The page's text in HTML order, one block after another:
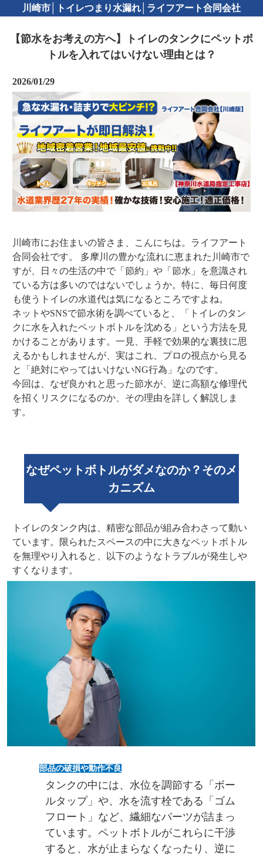
川崎市│トイレつまり水漏れ│ライフアート合同会社
【節水をお考えの方へ】トイレのタンクにペットボ
トルを入れてはいけない理由とは？
2026/01/29
川崎市にお住まいの皆さま、こんにちは。ライフアート
合同会社です。 多摩川の豊かな流れに恵まれた川崎市で
すが、日々の生活の中で「節約」や「節水」を意識され
ている方は多いのではないでしょうか。特に、毎日何度
も使うトイレの水道代は気になるところですよね。
ネットやSNSで節水術を調べていると、「トイレのタン
クに水を入れたペットボトルを沈める」という方法を見
かけることがあります。一見、手軽で効果的な裏技に思
えるかもしれませんが、実はこれ、プロの視点から見る
と「絶対にやってはいけないNG行為」なのです。
今回は、なぜ良かれと思った節水が、逆に高額な修理代
を招くリスクになるのか、その理由を詳しく解説しま
す。
なぜペットボトルがダメなのか？そのメ
カニズム
トイレのタンク内は、精密な部品が組み合わさって動い
ています。限られたスペースの中に大きなペットボトル
を無理やり入れると、以下のようなトラブルが発生しや
すくなります。
部品の破損や動作不良
タンクの中には、水位を調節する「ボー
ルタップ」や、水を流す栓である「ゴム
フロート」など、繊細なパーツが詰まっ
ています。ペットボトルがこれらに干渉
すると、水が止まらなくなったり、逆に